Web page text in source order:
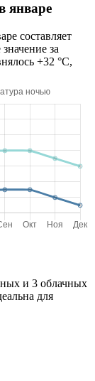
январе
составляет
за
+32 °C,
и 3 облачных
для